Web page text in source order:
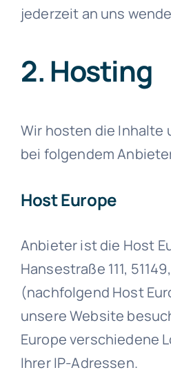
jederzeit an uns
2. Hosting
Wir hosten die Inhalte
bei folgendem
Host Europe
Anbieter ist die Host
Hansestraße 111,
(nachfolgend Host
unsere Website
Europe verschiedene
Ihrer IP-Adressen.